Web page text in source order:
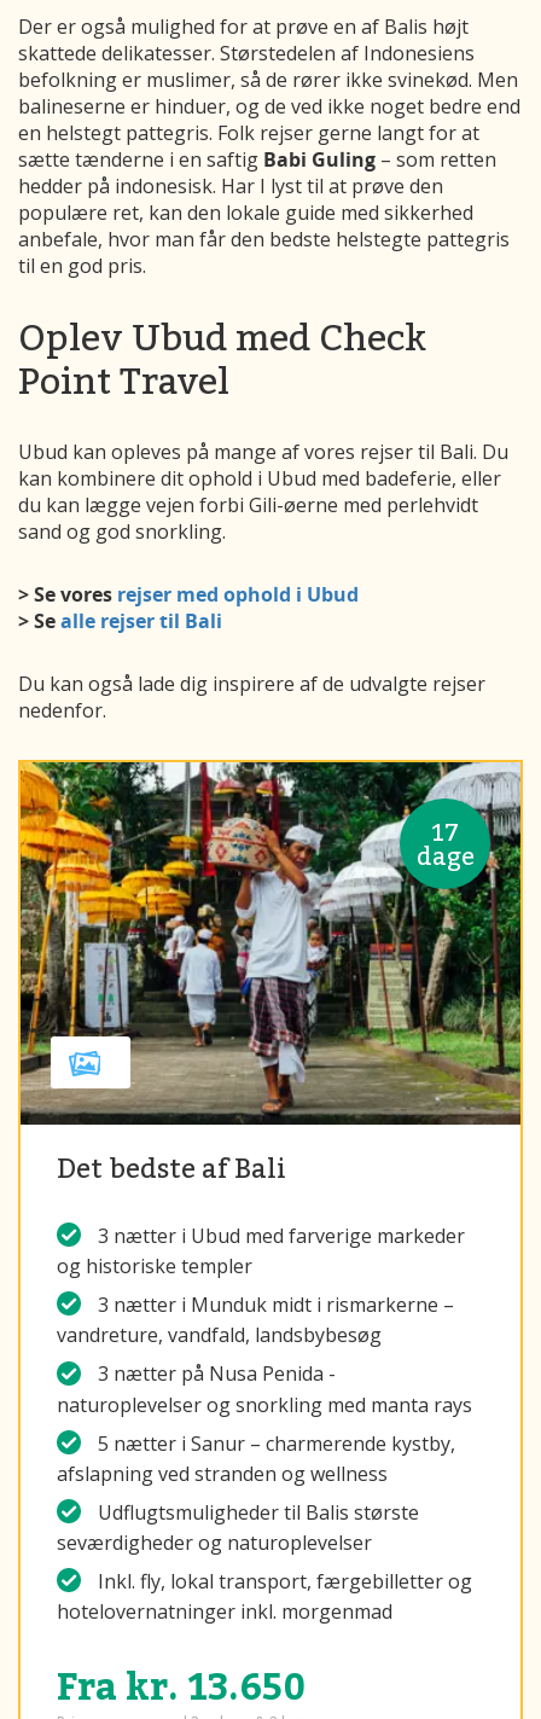
Der er også mulighed for at prøve en af Balis højt
skattede delikatesser. Størstedelen af Indonesiens
befolkning er muslimer, så de rører ikke svinekød. Men
balineserne er hinduer, og de ved ikke noget bedre end
en helstegt pattegris. Folk rejser gerne langt for at
sætte tænderne i en saftig Babi Guling – som retten
hedder på indonesisk. Har I lyst til at prøve den
populære ret, kan den lokale guide med sikkerhed
anbefale, hvor man får den bedste helstegte pattegris
til en god pris.
Oplev Ubud med Check
Point Travel
Ubud kan opleves på mange af vores rejser til Bali. Du
kan kombinere dit ophold i Ubud med badeferie, eller
du kan lægge vejen forbi Gili-øerne med perlehvidt
sand og god snorkling.
> Se vores rejser med ophold i Ubud
> Sealle rejser til Bali
Du kan også lade dig inspirere af de udvalgte rejser
nedenfor.
17
dage
Det bedste af Bali
3 nætter i Ubud med farverige markeder
og historiske templer
3 nætter i Munduk midt i rismarkerne –
vandreture, vandfald, landsbybesøg
3 nætter på Nusa Penida -
naturoplevelser og snorkling med manta rays
5 nætter i Sanur – charmerende kystby,
afslapning ved stranden og wellness
Udflugtsmuligheder til Balis største
seværdigheder og naturoplevelser
Inkl. fly, lokal transport, færgebilletter og
hotelovernatninger inkl. morgenmad
Fra kr. 13.650